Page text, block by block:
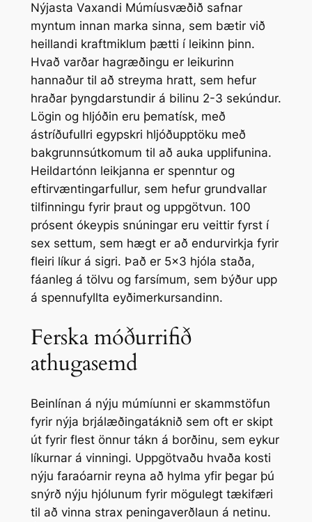
Nýjasta Vaxandi Múmíusvæðið safnar
myntum innan marka sinna, sem bætir við
heillandi kraftmiklum þætti í leikinn þinn.
Hvað varðar hagræðingu er leikurinn
hannaður til að streyma hratt, sem hefur
hraðar þyngdarstundir á bilinu 2-3 sekúndur.
Lögin og hljóðin eru þematísk, með
ástríðufullri egypskri hljóðupptöku með
bakgrunnsútkomum til að auka upplifunina.
Heildartónn leikjanna er spenntur og
eftirvæntingarfullur, sem hefur grundvallar
tilfinningu fyrir þraut og uppgötvun. 100
prósent ókeypis snúningar eru veittir fyrst í
sex settum, sem hægt er að endurvirkja fyrir
fleiri líkur á sigri. Það er 5×3 hjóla staða,
fáanleg á tölvu og farsímum, sem býður upp
á spennufyllta eyðimerkursandinn.
Ferska móðurrifið
athugasemd
Beinlínan á nýju múmíunni er skammstöfun
fyrir nýja brjálæðingatáknið sem oft er skipt
út fyrir flest önnur tákn á borðinu, sem eykur
líkurnar á vinningi. Uppgötvaðu hvaða kosti
nýju faraóarnir reyna að hylma yfir þegar þú
snýrð nýju hjólunum fyrir mögulegt tækifæri
til að vinna strax peningaverðlaun á netinu.